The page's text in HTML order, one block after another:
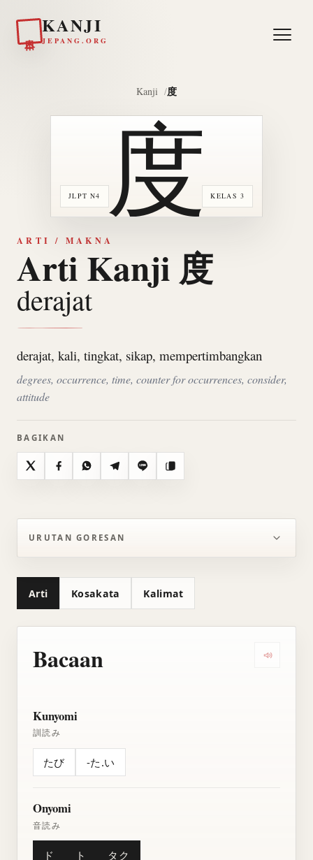
KANJI
JEPANG.ORG
Kanji 度
JLPT N4 KELAS 3
度
ARTI / MAKNA
Arti Kanji 度
derajat
derajat, kali, tingkat, sikap, mempertimbangkan
degrees, occurrence, time, counter for occurrences, consider,
attitude
BAGIKAN
X FacebookWhatsAppTelegramLine Salin
URUTAN GORESAN
Arti Kosakata Kalimat
Bacaan
Kunyomi
訓読み
たび -た.い
Onyomi
音読み
ド ト タク